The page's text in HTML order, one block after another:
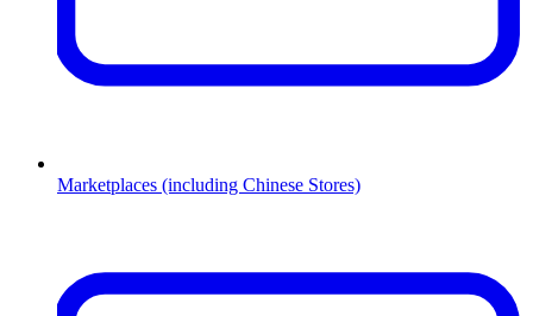
Marketplaces (including Chinese Stores)